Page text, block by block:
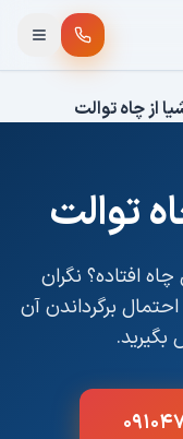
از چاه توالت
توالت
افتاده؟ نگران
برگرداندن آن